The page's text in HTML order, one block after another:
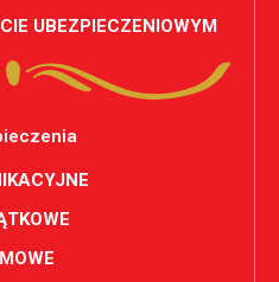
UBEZPIECZENIOWYM